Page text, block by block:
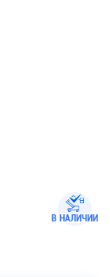
В НАЛИЧИИ